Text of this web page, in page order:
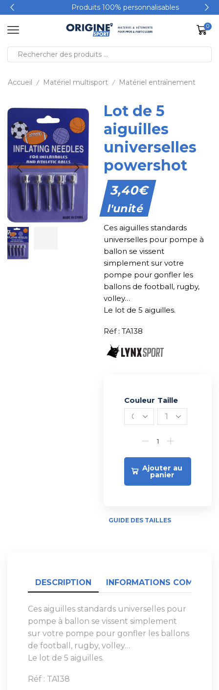
Produits 100% personnalisables
0
Accueil / Matériel multisport / Matériel entraînement
Lot de 5
aiguilles
universelles
powershot
3,40€
l'unité
Ces aiguilles standards
universelles pour pompe à
ballon se vissent
simplement sur votre
pompe pour gonfler les
ballons de football, rugby,
volley…
Le lot de 5 aiguilles.
Réf : TA138
Couleur Taille
Ajouter au
panier
Alternative:
GUIDE DES TAILLES
DESCRIPTION INFORMATIONS
Ces aiguilles standards universelles pour
pompe à ballon se vissent simplement
sur votre pompe pour gonfler les ballons
de football, rugby, volley…
Le lot de 5 aiguilles.
Réf : TA138